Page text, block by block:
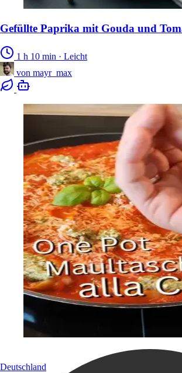
Gefüllte Paprika mit Gouda und
1 h 10 min · Leicht
von mayr_max
Deutschland